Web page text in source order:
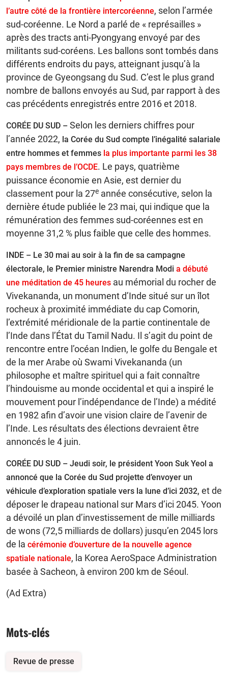
l’autre côté de la frontière intercoréenne, selon l’armée
sud-coréenne. Le Nord a parlé de « représailles »
après des tracts anti-Pyongyang envoyé par des
militants sud-coréens. Les ballons sont tombés dans
différents endroits du pays, atteignant jusqu’à la
province de Gyeongsang du Sud. C’est le plus grand
nombre de ballons envoyés au Sud, par rapport à des
cas précédents enregistrés entre 2016 et 2018.
CORÉE DU SUD – Selon les derniers chiffres pour
l’année 2022, la Corée du Sud compte l’inégalité salariale
entre hommes et femmes la plus importante parmi les 38
pays membres de l’OCDE. Le pays, quatrième
puissance économie en Asie, est dernier du
classement pour la 27e année consécutive, selon la
dernière étude publiée le 23 mai, qui indique que la
rémunération des femmes sud-coréennes est en
moyenne 31,2 % plus faible que celle des hommes.
INDE – Le 30 mai au soir à la fin de sa campagne
électorale, le Premier ministre Narendra Modi a débuté
une méditation de 45 heures au mémorial du rocher de
Vivekananda, un monument d’Inde situé sur un îlot
rocheux à proximité immédiate du cap Comorin,
l’extrémité méridionale de la partie continentale de
l’Inde dans l’État du Tamil Nadu. Il s’agit du point de
rencontre entre l’océan Indien, le golfe du Bengale et
de la mer Arabe où Swami Vivekananda (un
philosophe et maître spirituel qui a fait connaître
l’hindouisme au monde occidental et qui a inspiré le
mouvement pour l’indépendance de l’Inde) a médité
en 1982 afin d’avoir une vision claire de l’avenir de
l’Inde. Les résultats des élections devraient être
annoncés le 4 juin.
CORÉE DU SUD – Jeudi soir, le président Yoon Suk Yeol a
annoncé que la Corée du Sud projette d’envoyer un
véhicule d’exploration spatiale vers la lune d’ici 2032, et de
déposer le drapeau national sur Mars d’ici 2045. Yoon
a dévoilé un plan d’investissement de mille milliards
de wons (72,5 milliards de dollars) jusqu’en 2045 lors
de la cérémonie d’ouverture de la nouvelle agence
spatiale nationale, la Korea AeroSpace Administration
basée à Sacheon, à environ 200 km de Séoul.
(Ad Extra)
Mots-clés
Revue de presse